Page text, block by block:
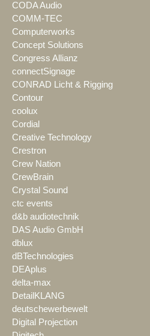
CODA Audio
COMM-TEC
Computerworks
Concept Solutions
Congress Allianz
connectSignage
CONRAD Licht & Rigging
Contour
coolux
Cordial
Creative Technology
Crestron
Crew Nation
CrewBrain
Crystal Sound
ctc events
d&b audiotechnik
DAS Audio GmbH
dblux
dBTechnologies
DEAplus
delta-max
DetailKLANG
deutschewerbewelt
Digital Projection